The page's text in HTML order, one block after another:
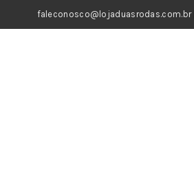
faleconosco@lojaduasrodas.com.br|